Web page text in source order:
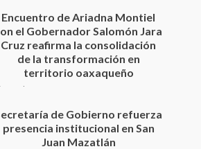
Secretaría de Gobierno refuerza
presencia institucional en San
Juan Mazatlán
20 julio 2026
Sanciona Municipio de Oaxaca
de Juárez caso de maltrato
animal tras denuncia ciudadana